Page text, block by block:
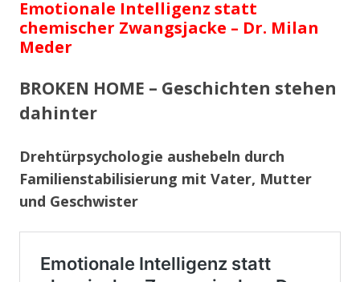
Emotionale Intelligenz statt
chemischer Zwangsjacke – Dr. Milan
Meder
BROKEN HOME – Geschichten stehen
dahinter
Drehtürpsychologie aushebeln durch
Familienstabilisierung mit Vater, Mutter
und Geschwister